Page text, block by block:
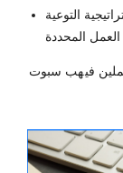
التوعية
فيهب سبوت